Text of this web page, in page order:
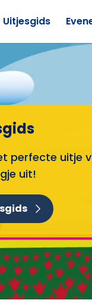
Uitjesgids
perfecte uitje
uit!